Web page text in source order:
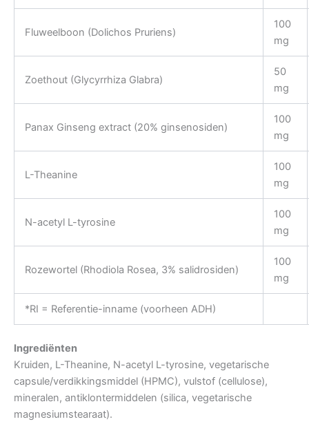
Fluweelboon (Dolichos Pruriens)
100
mg
Zoethout (Glycyrrhiza Glabra)
50
mg
Panax Ginseng extract (20% ginsenosiden)
100
mg
L-Theanine
100
mg
N-acetyl L-tyrosine
100
mg
Rozewortel (Rhodiola Rosea, 3% salidrosiden)
100
mg
*RI = Referentie-inname (voorheen ADH)
Ingrediënten
Kruiden, L-Theanine, N-acetyl L-tyrosine, vegetarische
capsule/verdikkingsmiddel (HPMC), vulstof (cellulose),
mineralen, antiklontermiddelen (silica, vegetarische
magnesiumstearaat).